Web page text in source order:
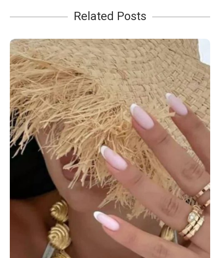
Related Posts